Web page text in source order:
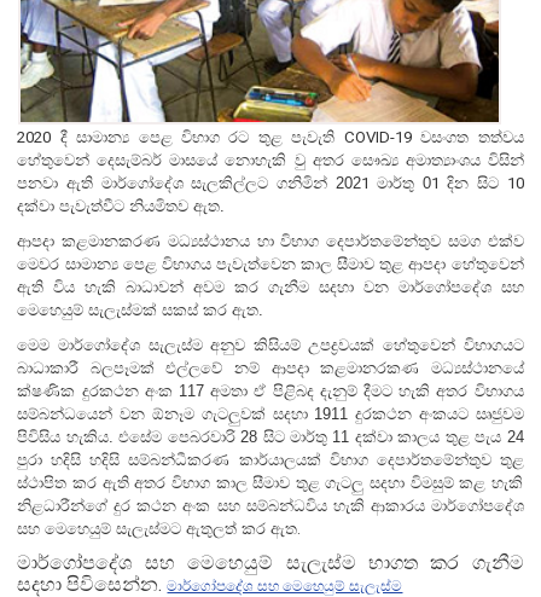
2020 දී සාමාන්‍ය පෙළ විභාග රට තුළ පැවැති COVID-19වසංගත තත්වය
හේතුවෙන් දෙසැම්බර් මාසයේ නොහැකි වු අතර සෞඛ්‍ය අමාත්‍යාංශය විසින්
පනවා ඇති මාර්ගෝදේශ සැලකිල්ලට ගනිමින් 2021 මාර්තු 01 දින සිට 10
දක්වා පැවැත්වීට නියමිතව ඇත.
ආපදා කළමානකරණ මධ්‍යස්ථානය හා විභාග දෙපාර්තමේන්තුව සමග එක්ව
මෙවර සාමාන්‍ය පෙළ විභාගය පැවැත්වෙන කාල සීමාව තුළ ආපදා හේතුවෙන්
ඇති විය හැකි බාධාවන් අවම කර ගැනීම සදහා වන මාර්ගෝපදේශ සහ
මෙහෙයුම් සැලැස්මක් සකස් කර ඇත.
මෙම මාර්ගෝදේශ සැලැස්ම අනුව කිසියම් උපද්‍රවයක් හේතුවෙන් විභාගයට
බාධාකාරී බලපෑමක් එල්ලවේ නම් ආපදා කළමානරකණ මධ්‍යස්ථානයේ
ක්ෂණික දුරකථන අංක 117 අමතා ඒ පිළිබද දැනුම් දීමට හැකි අතර විභාගය
සම්බන්ධයෙන් වන ඕනෑම ගැටලුවක් සදහා 1911 දුරකථන අංකයට සෘජුවම
පිවිසිය හැකිය.එසේම පෙබරවාරි 28 සිට මාර්තු 11 දක්වා කාලය තුළ පැය 24
පුරා හදිසි හදිසි සම්බන්ධීකරණ කාර්යාලයක් විභාග දෙපාර්තමේන්තුව තුළ
ස්ථාපිත කර ඇති අතර විභාග කාල සීමාව තුළ ගැටලු සදහා විමසුම් කළ හැකි
නිළධාරීන්ගේ දුර කථන අංක සහ සම්බන්ධවිය හැකි ආකාරය මාර්ගෝපදේශ
සහ මෙහෙයුම් සැලැස්මට ඇතුලත් කර ඇත
මාර්ගෝපදේශ සහ මෙහෙයුම් සැලැස්ම භාගත කර ගැනීම
සදහා පිවිසෙන්න.මාර්ගෝපදේශ සහ මෙහෙයුම් සැලැස්ම